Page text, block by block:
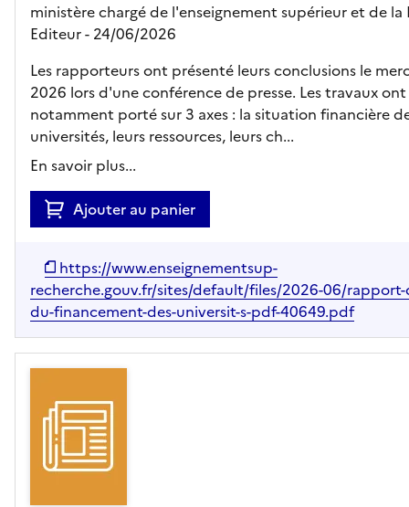
ministère chargé de l'enseignement supérieur et de la
Editeur- 24/06/2026
Les rapporteurs ont présenté leurs conclusions le
2026 lors d'une conférence de presse. Les travaux ont
notamment porté sur 3 axes : la situation financière
universités, leurs ressources, leurs ch...
En savoir plus...
Ajouter au panier
https://www.enseignementsup-
recherche.gouv.fr/sites/default/files/2026-06/rapport-
du-financement-des-universit-s-pdf-40649.pdf